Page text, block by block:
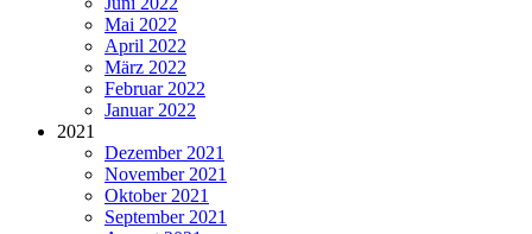
Mai 2022
April 2022
März 2022
Februar 2022
Januar 2022
2021
Dezember 2021
November 2021
Oktober 2021
September 2021